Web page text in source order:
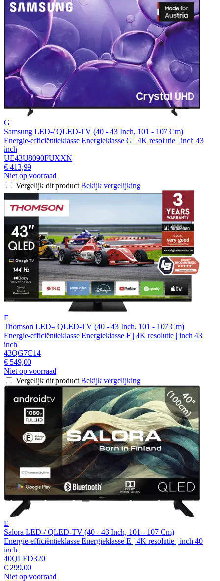
G
Samsung LED-/ QLED-TV (40 - 43 Inch, 101 - 107 Cm)
Energie-efficiëntieklasse Energieklasse G | 4K resolutie | inch 43
inch
UE43U8090FUXXN
€ 413,99
Niet op voorraad
Vergelijk dit product Bekijk vergelijking
F
Thomson LED-/ QLED-TV (40 - 43 Inch, 101 - 107 Cm)
Energie-efficiëntieklasse Energieklasse F | 4K resolutie | inch 43
inch
43QG7C14
€ 549,00
Niet op voorraad
Vergelijk dit product Bekijk vergelijking
E
Salora LED-/ QLED-TV (40 - 43 Inch, 101 - 107 Cm)
Energie-efficiëntieklasse Energieklasse E | 4K resolutie | inch 40
inch
40QLED320
€ 299,00
Niet op voorraad